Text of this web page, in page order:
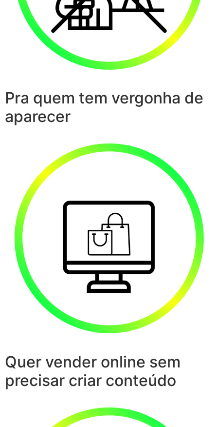
Pra quem tem vergonha de
aparecer
Quer vender online sem
precisar criar conteúdo